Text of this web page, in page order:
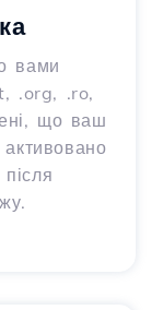
вами
.org, .ro,
що ваш